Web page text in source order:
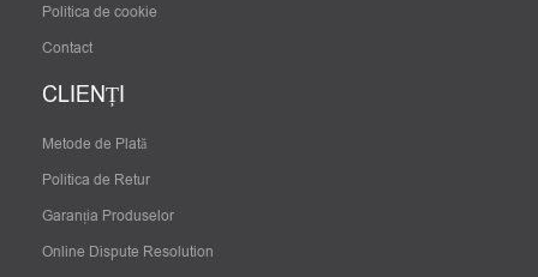
Politica de cookie
Contact
CLIENȚI
Metode de Plată
Politica de Retur
Garanția Produselor
Online Dispute Resolution